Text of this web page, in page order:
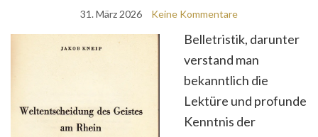
31. März 2026 Keine Kommentare
Belletristik, darunter
verstand man
bekanntlich die
Lektüre und profunde
Kenntnis der